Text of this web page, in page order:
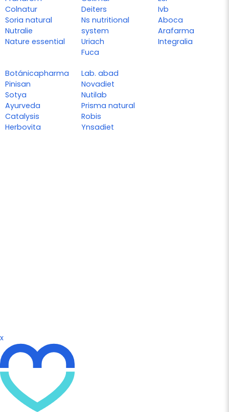
Colnatur
Soria natural
Nutralie
Nature essential
Deiters
Ns nutritional
system
Uriach
Fuca
Ivb
Aboca
Arafarma
Integralia
Botánicapharma
Pinisan
Sotya
Ayurveda
Catalysis
Herbovita
Lab. abad
Novadiet
Nutilab
Prisma natural
Robis
Ynsadiet
x